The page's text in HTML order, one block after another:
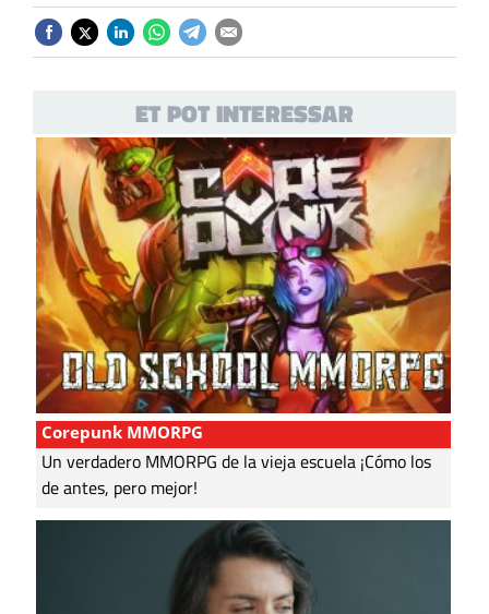
ET POT INTERESSAR
Corepunk MMORPG
Un verdadero MMORPG de la vieja escuela ¡Cómo los
de antes, pero mejor!